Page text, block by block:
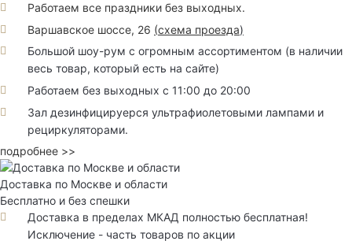
Работаем все праздники без выходных.
Варшавское шоссе, 26 (схема проезда)
Большой шоу-рум с огромным ассортиментом (в наличии
весь товар, который есть на сайте)
Работаем без выходных с 11:00 до 20:00
Зал дезинфицируерся ультрафиолетовыми лампами и
рециркуляторами.
подробнее >>
Доставка по Москве и области
Бесплатно и без спешки
Доставка в пределах МКАД полностью бесплатная!
Исключение - часть товаров по акции